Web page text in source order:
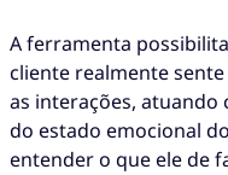
A ferramenta
cliente realmente
as interações,
do estado emocional
entender o que ele de